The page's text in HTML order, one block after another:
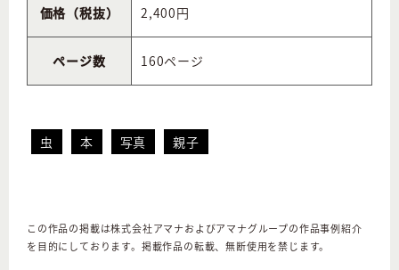
価格（税抜） 2,400円
ページ数 160ページ
虫 本 写真 親子
この作品の掲載は株式会社アマナおよびアマナグループの作品事例紹介
を目的にしております。掲載作品の転載、無断使用を禁じます。